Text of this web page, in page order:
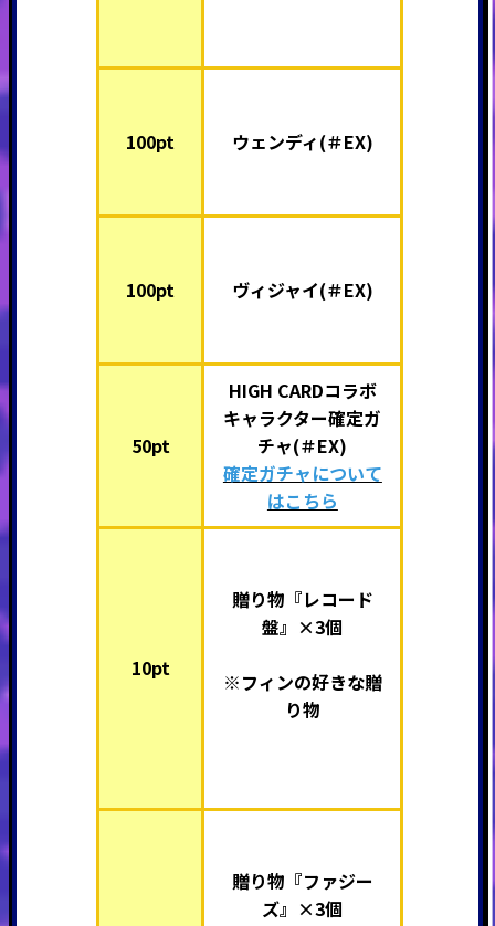
100pt ウェンディ(＃EX)
100pt ヴィジャイ(＃EX)
50pt
HIGH CARDコラボ
キャラクター確定ガ
チャ(＃EX)
確定ガチャについて
はこちら
10pt
贈り物『レコード
盤』×3個
※フィンの好きな贈
り物
贈り物『ファジー
ズ』×3個